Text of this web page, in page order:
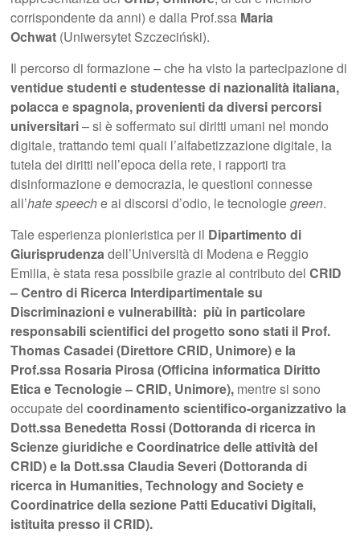
corrispondente da anni) e dalla Prof.ssa Maria
Ochwat (Uniwersytet Szczeciński).
Il percorso di formazione – che ha visto la partecipazione di
ventidue studenti e studentesse di nazionalità italiana,
polacca e spagnola, provenienti da diversi percorsi
universitari– si è soffermato sui diritti umani nel mondo
digitale, trattando temi quali l’alfabetizzazione digitale, la
tutela dei diritti nell’epoca della rete, i rapporti tra
disinformazione e democrazia, le questioni connesse
all’hate speeche ai discorsi d’odio, le tecnologiegreen.
Tale esperienza pionieristica per il Dipartimento di
Giurisprudenzadell’Università di Modena e Reggio
Emilia, è stata resa possibile grazie al contributo delCRID
– Centro di Ricerca Interdipartimentale su
Discriminazioni e vulnerabilità: più in particolare
responsabili scientifici del progetto sono stati il Prof.
Thomas Casadei (Direttore CRID, Unimore) e la
Prof.ssa Rosaria Pirosa (Officina informatica Diritto
Etica e Tecnologie – CRID, Unimore), mentre si sono
occupate delcoordinamento scientifico-organizzativo la
Dott.ssa Benedetta Rossi (Dottoranda di ricerca in
Scienze giuridiche e Coordinatrice delle attività del
CRID) e la Dott.ssa Claudia Severi (Dottoranda di
ricerca in Humanities, Technology and Society e
Coordinatrice della sezione Patti Educativi Digitali,
istituita presso il CRID).